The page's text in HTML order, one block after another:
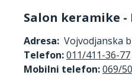
Salon keramike
Adresa: Vojvodjanska
Telefon:011/411-36-77
Mobilni telefon:069/